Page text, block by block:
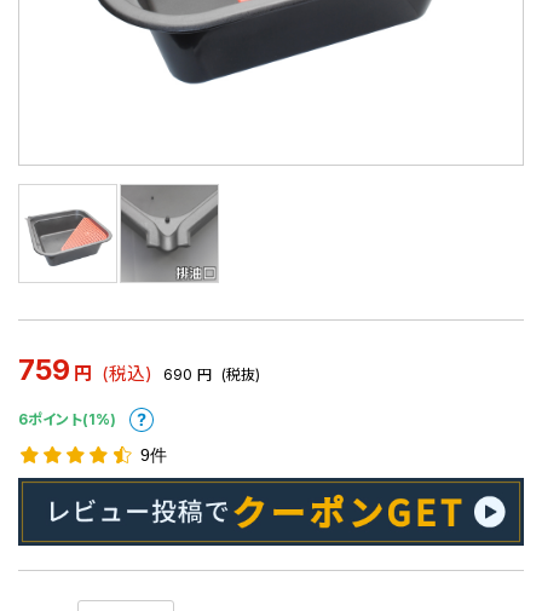
759 円 (税込) 690 円 (税抜)
6ポイント(1%)
9件